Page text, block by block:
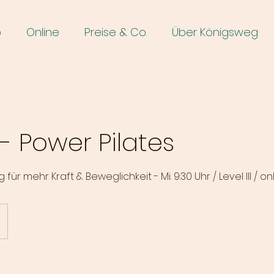
Online Preise & Co. Über Königsweg
- Power Pilates
für mehr Kraft & Beweglichkeit - Mi. 9:30 Uhr / Level III /